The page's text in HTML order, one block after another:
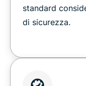
standard
di sicurezza.